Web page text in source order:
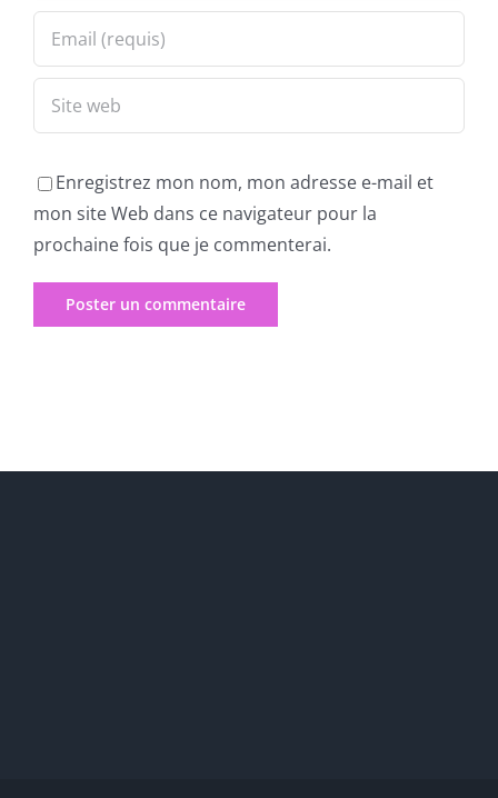
Enregistrez mon nom, mon adresse e-mail et
mon site Web dans ce navigateur pour la
prochaine fois que je commenterai.